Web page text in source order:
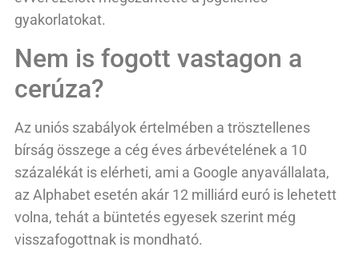
gyakorlatokat.
Nem is fogott vastagon a
cerúza?
Az uniós szabályok értelmében a trösztellenes
bírság összege a cég éves árbevételének a 10
százalékát is elérheti, ami a Google anyavállalata,
az Alphabet esetén akár 12 milliárd euró is lehetett
volna, tehát a büntetés egyesek szerint még
visszafogottnak is mondható.